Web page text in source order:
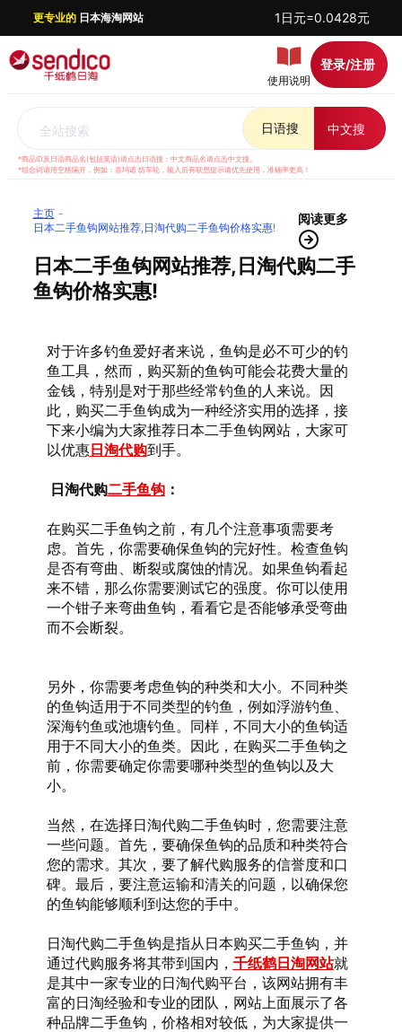
更专业的日本海淘网站 1日元=0.0428元
使用说明
登录/注册
全站搜索 日语搜 中文搜
*商品ID及日语商品名(包括英语)请点击日语搜；中文商品名请点击中文搜。
*组合词请用空格隔开，例如：喜玛诺 纺车轮，输入后有联想提示请优先使用，准确率更高！
主页
日本二手鱼钩网站推荐,日淘代购二手鱼钩价格实惠!
阅读更多
日本二手鱼钩网站推荐,日淘代购二手
鱼钩价格实惠!
对于许多钓鱼爱好者来说，鱼钩是必不可少的钓
鱼工具，然而，购买新的鱼钩可能会花费大量的
金钱，特别是对于那些经常钓鱼的人来说。因
此，购买二手鱼钩成为一种经济实用的选择，接
下来小编为大家推荐日本二手鱼钩网站，大家可
以优惠日淘代购到手。
日淘代购二手鱼钩：
在购买二手鱼钩之前，有几个注意事项需要考
虑。首先，你需要确保鱼钩的完好性。检查鱼钩
是否有弯曲、断裂或腐蚀的情况。如果鱼钩看起
来不错，那么你需要测试它的强度。你可以使用
一个钳子来弯曲鱼钩，看看它是否能够承受弯曲
而不会断裂。
另外，你需要考虑鱼钩的种类和大小。不同种类
的鱼钩适用于不同类型的钓鱼，例如浮游钓鱼、
深海钓鱼或池塘钓鱼。同样，不同大小的鱼钩适
用于不同大小的鱼类。因此，在购买二手鱼钩之
前，你需要确定你需要哪种类型的鱼钩以及大
小。
当然，在选择日淘代购二手鱼钩时，您需要注意
一些问题。首先，要确保鱼钩的品质和种类符合
您的需求。其次，要了解代购服务的信誉度和口
碑。最后，要注意运输和清关的问题，以确保您
的鱼钩能够顺利到达您的手中。
日淘代购二手鱼钩是指从日本购买二手鱼钩，并
通过代购服务将其带到国内， 千纸鹤日淘网站就
是其中一家专业的日淘代购平台，该网站拥有丰
富的日淘经验和专业的团队，网站上面展示了各
种品牌二手鱼钩，价格相对较低，为大家提供一